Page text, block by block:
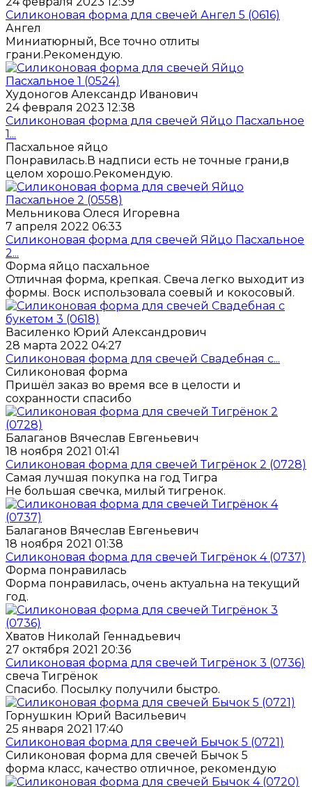
Силиконовая форма для свечей Ангел 5 (0616)
Ангел
Миниатюрный, Все точно отлиты
грани.Рекомендую.
Худоногов Александр Иванович
24 февраля 2023 12:38
Силиконовая форма для свечей Яйцо Пасхальное
1...
Пасхальное яйцо
Понравилась.В надписи есть не точные грани,в
целом хорошо.Рекомендую.
Мельникова Олеся Игоревна
7 апреля 2022 06:33
Силиконовая форма для свечей Яйцо Пасхальное
2...
Форма яйцо пасхальное
Отличная форма, крепкая. Свеча легко выходит из
формы. Воск использовала соевый и кокосовый.
Василенко Юрий Александрович
28 марта 2022 04:27
Силиконовая форма для свечей Свадебная с...
Силиконовая форма
Пришёл заказ во время все в целости и
сохранности спасибо
Балаганов Вячеслав Евгеньевич
18 ноября 2021 01:41
Силиконовая форма для свечей Тигрёнок 2 (0728)
Самая лучшая покупка на год Тигра
Не большая свечка, милый тигренок.
Балаганов Вячеслав Евгеньевич
18 ноября 2021 01:38
Силиконовая форма для свечей Тигрёнок 4 (0737)
Форма понравилась
Форма понравилась, очень актуальна на текущий
год.
Хватов Николай Геннадьевич
27 октября 2021 20:36
Силиконовая форма для свечей Тигрёнок 3 (0736)
свеча Тигрёнок
Спасибо. Посылку получили быстро.
Горнушкин Юрий Васильевич
25 января 2021 17:40
Силиконовая форма для свечей Бычок 5 (0721)
Силиконовая форма для свечей Бычок 5
форма класс, качество отличное, рекомендую